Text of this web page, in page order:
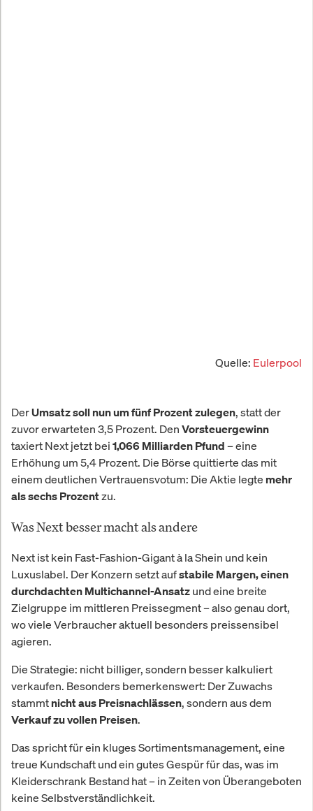
Quelle: Eulerpool
DerUmsatz soll nun um fünf Prozent zulegen, statt der
zuvor erwarteten 3,5 Prozent. Den Vorsteuergewinn
taxiert Next jetzt bei 1,066 Milliarden Pfund – eine
Erhöhung um 5,4 Prozent. Die Börse quittierte das mit
einem deutlichen Vertrauensvotum: Die Aktie legte mehr
als sechs Prozentzu.
Was Next besser macht als andere
Next ist kein Fast-Fashion-Gigant à la Shein und kein
Luxuslabel. Der Konzern setzt aufstabile Margen, einen
durchdachten Multichannel-Ansatz und eine breite
Zielgruppe im mittleren Preissegment – also genau dort,
wo viele Verbraucher aktuell besonders preissensibel
agieren.
Die Strategie: nicht billiger, sondern besser kalkuliert
verkaufen. Besonders bemerkenswert: Der Zuwachs
stammt nicht aus Preisnachlässen, sondern aus dem
Verkauf zu vollen Preisen.
Das spricht für ein kluges Sortimentsmanagement, eine
treue Kundschaft und ein gutes Gespür für das, was im
Kleiderschrank Bestand hat – in Zeiten von Überangeboten
keine Selbstverständlichkeit.